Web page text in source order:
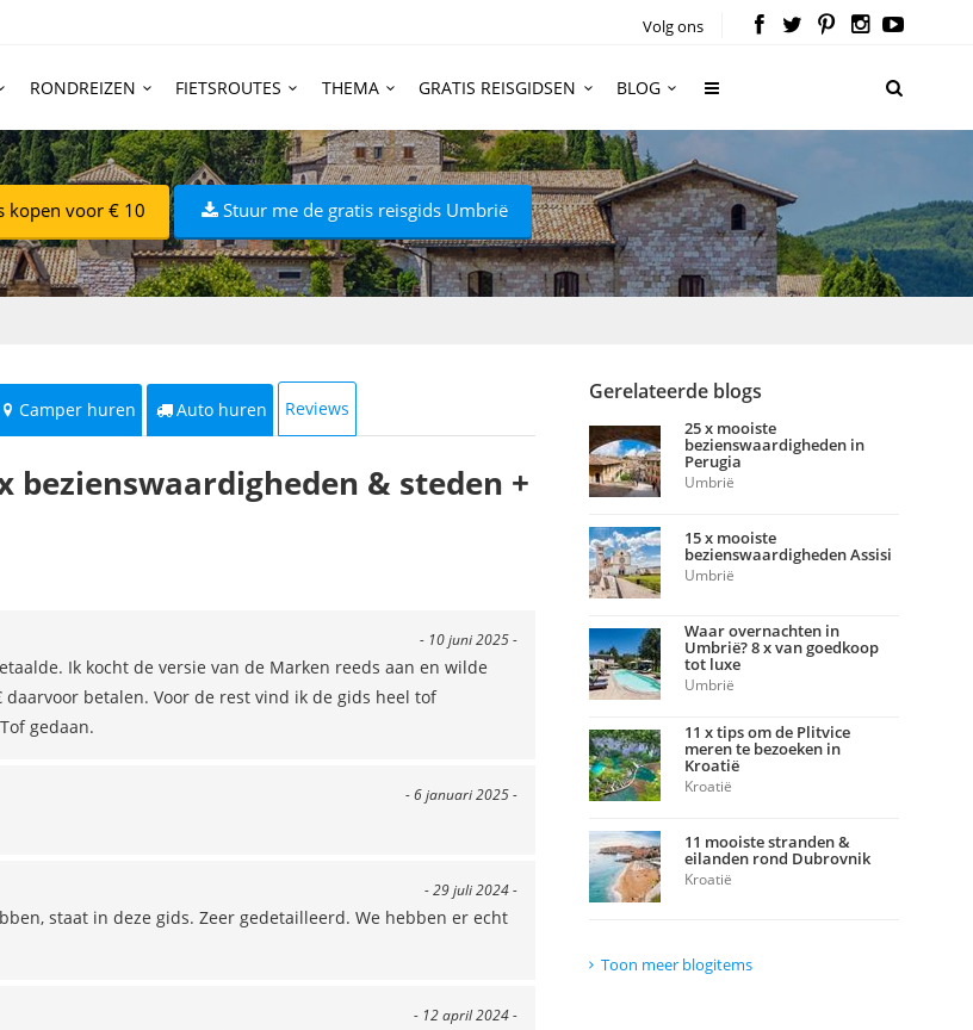
Volg ons
RONDREIZEN FIETSROUTES THEMA GRATIS REISGIDSEN BLOG
kopen voor € 10 Stuur me de gratis reisgids Umbrië
Camper huren Auto huren Reviews
bezienswaardigheden & steden +
- 10 juni 2025 -
Ik kocht de versie van de Marken reeds aan en wilde
betalen. Voor de rest vind ik de gids heel tof
gedaan.
- 6 januari 2025 -
- 29 juli 2024 -
staat in deze gids. Zeer gedetailleerd. We hebben er echt
- 12 april 2024 -
Gerelateerde blogs
25 x mooiste
bezienswaardigheden in
Perugia
Umbrië
15 x mooiste
bezienswaardigheden Assisi
Umbrië
Waar overnachten in
Umbrië? 8 x van goedkoop
tot luxe
Umbrië
11 x tips om de Plitvice
meren te bezoeken in
Kroatië
Kroatië
11 mooiste stranden &
eilanden rond Dubrovnik
Kroatië
Toon meer blogitems